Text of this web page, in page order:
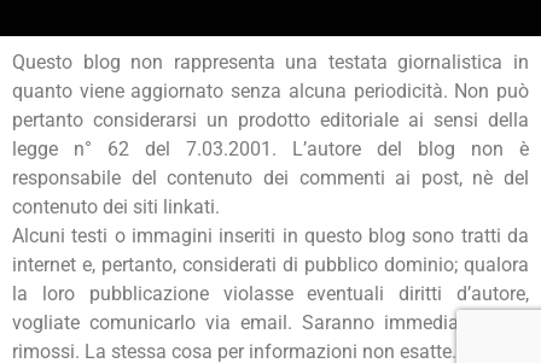
Questo blog non rappresenta una testata giornalistica in
quanto viene aggiornato senza alcuna periodicità. Non può
pertanto considerarsi un prodotto editoriale ai sensi della
legge n° 62 del 7.03.2001. L’autore del blog non è
responsabile del contenuto dei commenti ai post, nè del
contenuto dei siti linkati.
Alcuni testi o immagini inseriti in questo blog sono tratti da
internet e, pertanto, considerati di pubblico dominio; qualora
la loro pubblicazione violasse eventuali diritti d’autore,
vogliate comunicarlo via email. Saranno immediatamente
rimossi. La stessa cosa per informazioni non esatte.